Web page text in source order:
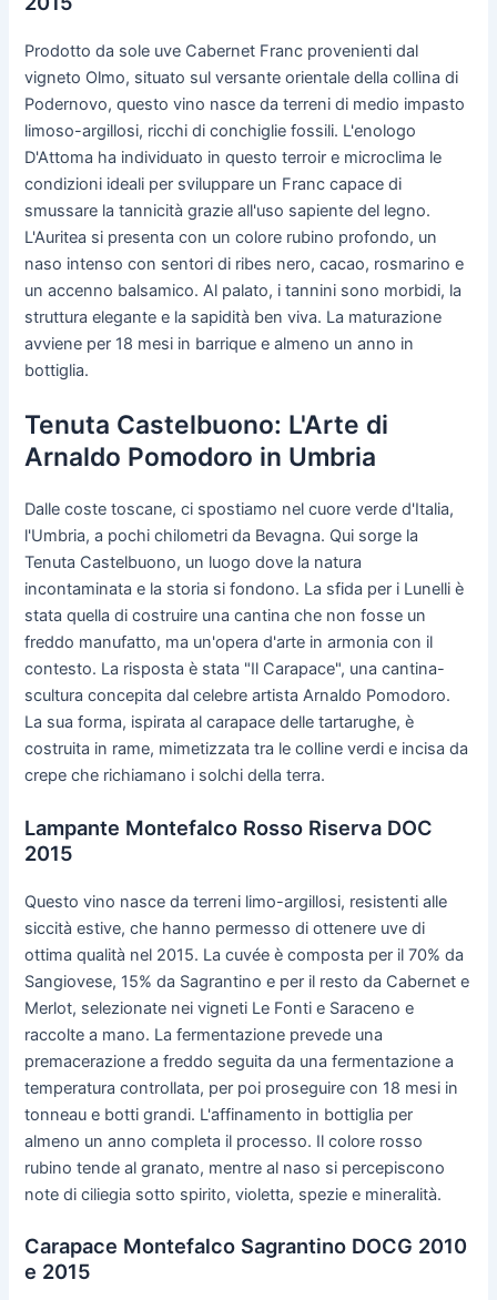
Prodotto da sole uve Cabernet Franc provenienti dal
vigneto Olmo, situato sul versante orientale della collina di
Podernovo, questo vino nasce da terreni di medio impasto
limoso-argillosi, ricchi di conchiglie fossili. L'enologo
D'Attoma ha individuato in questo terroir e microclima le
condizioni ideali per sviluppare un Franc capace di
smussare la tannicità grazie all'uso sapiente del legno.
L'Auritea si presenta con un colore rubino profondo, un
naso intenso con sentori di ribes nero, cacao, rosmarino e
un accenno balsamico. Al palato, i tannini sono morbidi, la
struttura elegante e la sapidità ben viva. La maturazione
avviene per 18 mesi in barrique e almeno un anno in
bottiglia.
Tenuta Castelbuono: L'Arte di
Arnaldo Pomodoro in Umbria
Dalle coste toscane, ci spostiamo nel cuore verde d'Italia,
l'Umbria, a pochi chilometri da Bevagna. Qui sorge la
Tenuta Castelbuono, un luogo dove la natura
incontaminata e la storia si fondono. La sfida per i Lunelli è
stata quella di costruire una cantina che non fosse un
freddo manufatto, ma un'opera d'arte in armonia con il
contesto. La risposta è stata "Il Carapace", una cantina-
scultura concepita dal celebre artista Arnaldo Pomodoro.
La sua forma, ispirata al carapace delle tartarughe, è
costruita in rame, mimetizzata tra le colline verdi e incisa da
crepe che richiamano i solchi della terra.
Lampante Montefalco Rosso Riserva DOC
2015
Questo vino nasce da terreni limo-argillosi, resistenti alle
siccità estive, che hanno permesso di ottenere uve di
ottima qualità nel 2015. La cuvée è composta per il 70% da
Sangiovese, 15% da Sagrantino e per il resto da Cabernet e
Merlot, selezionate nei vigneti Le Fonti e Saraceno e
raccolte a mano. La fermentazione prevede una
premacerazione a freddo seguita da una fermentazione a
temperatura controllata, per poi proseguire con 18 mesi in
tonneau e botti grandi. L'affinamento in bottiglia per
almeno un anno completa il processo. Il colore rosso
rubino tende al granato, mentre al naso si percepiscono
note di ciliegia sotto spirito, violetta, spezie e mineralità.
Carapace Montefalco Sagrantino DOCG 2010
e 2015